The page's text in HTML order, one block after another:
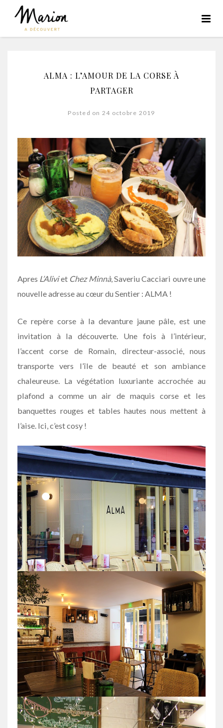
ALMA : L’AMOUR DE LA CORSE À
PARTAGER
Posted on 24 octobre 2019
Apres L’Aliviet Chez Minnà, Saveriu Cacciari ouvre une
nouvelle adresse au cœur du Sentier : ALMA !
Ce repère corse à la devanture jaune pâle, est une
invitation à la découverte. Une fois à l’intérieur,
l’accent corse de Romain, directeur-associé, nous
transporte vers l’île de beauté et son ambiance
chaleureuse. La végétation luxuriante accrochée au
plafond a comme un air de maquis corse et les
banquettes rouges et tables hautes nous mettent à
l’aise. Ici, c’est cosy !